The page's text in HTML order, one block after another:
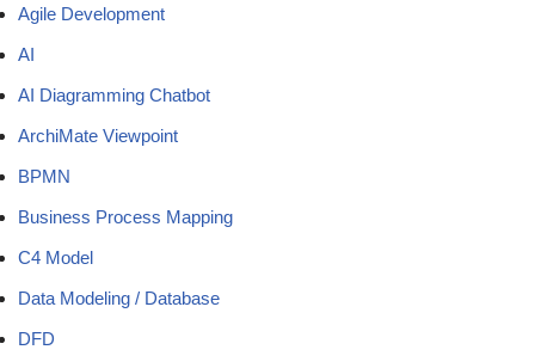
Agile Development
AI
AI Diagramming Chatbot
ArchiMate Viewpoint
BPMN
Business Process Mapping
C4 Model
Data Modeling / Database
DFD